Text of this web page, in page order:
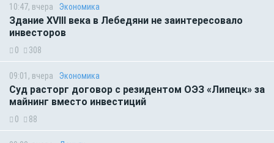
10:47, вчера Экономика
Здание XVIII века в Лебедяни не заинтересовало
инвесторов
0 308
09:01, вчера Экономика
Суд расторг договор с резидентом ОЭЗ «Липецк» за
майнинг вместо инвестиций
0 88